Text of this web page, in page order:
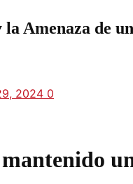
Amenaza de
2024 0